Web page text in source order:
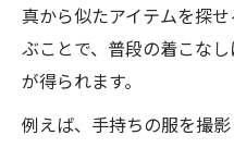
真から似たアイテムを探
ぶことで、普段の着こな
が得られます。
例えば、手持ちの服を撮